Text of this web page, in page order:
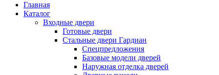
Главная
Каталог
Входные двери
Готовые двери
Стальные двери Гардиан
Спецпредложения
Базовые модели дверей
Наружная отделка дверей